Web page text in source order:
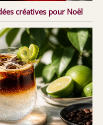
créatives pour Noël